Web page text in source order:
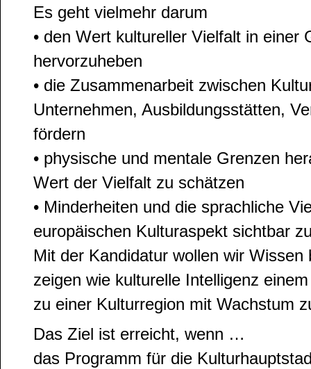
Es geht vielmehr darum
• den Wert kultureller Vielfalt in einer
hervorzuheben
• die Zusammenarbeit zwischen
Unternehmen, Ausbildungsstätten,
fördern
• physische und mentale Grenzen
Wert der Vielfalt zu schätzen
• Minderheiten und die sprachliche
europäischen Kulturaspekt sichtbar
Mit der Kandidatur wollen wir
zeigen wie kulturelle Intelligenz
zu einer Kulturregion mit Wachstum
Das Ziel ist erreicht, wenn …
das Programm für die